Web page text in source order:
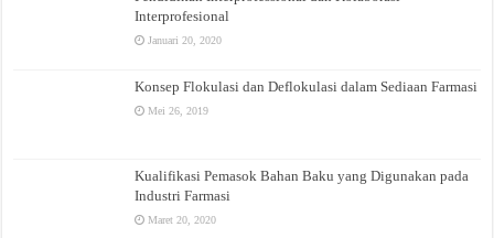
Interprofesional
Januari 20, 2020
Konsep Flokulasi dan Deflokulasi dalam Sediaan Farmasi
Mei 26, 2019
Kualifikasi Pemasok Bahan Baku yang Digunakan pada
Industri Farmasi
Maret 20, 2020